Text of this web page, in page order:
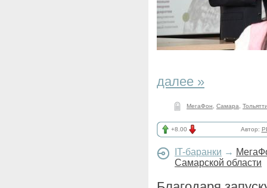
далее »
МегаФон Самара
+8.00 Автор:
IT-баранки →
Самарской области